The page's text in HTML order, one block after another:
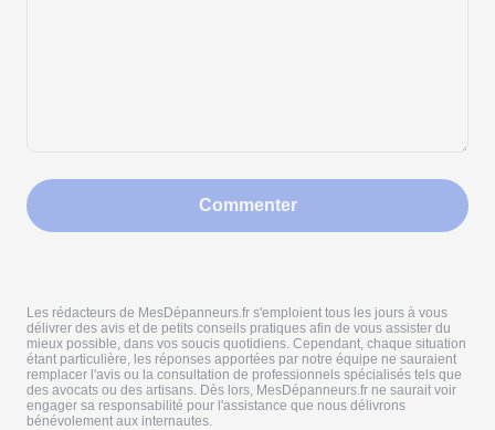
Commenter
Les rédacteurs de MesDépanneurs.fr s'emploient tous les jours à vous
délivrer des avis et de petits conseils pratiques afin de vous assister du
mieux possible, dans vos soucis quotidiens. Cependant, chaque situation
étant particulière, les réponses apportées par notre équipe ne sauraient
remplacer l'avis ou la consultation de professionnels spécialisés tels que
des avocats ou des artisans. Dès lors, MesDépanneurs.fr ne saurait voir
engager sa responsabilité pour l'assistance que nous délivrons
bénévolement aux internautes.